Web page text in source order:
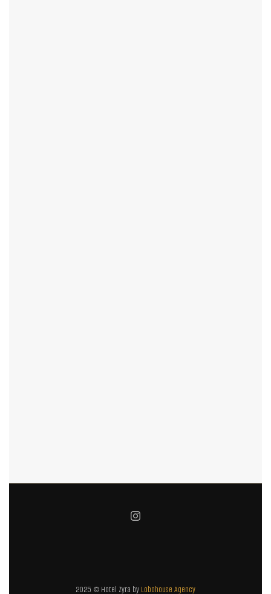
2025 © Hotel Zyra by Lobohouse Agency